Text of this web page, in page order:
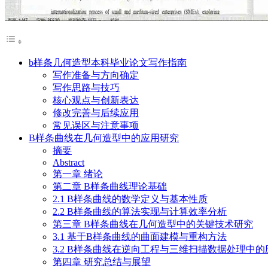
b样条几何造型本科毕业论文写作指南
写作准备与方向确定
写作思路与技巧
核心观点与创新表达
修改完善与后续应用
常见误区与注意事项
B样条曲线在几何造型中的应用研究
摘要
Abstract
第一章 绪论
第二章 B样条曲线理论基础
2.1 B样条曲线的数学定义与基本性质
2.2 B样条曲线的算法实现与计算效率分析
第三章 B样条曲线在几何造型中的关键技术研究
3.1 基于B样条曲线的曲面建模与重构方法
3.2 B样条曲线在逆向工程与三维扫描数据处理中的
第四章 研究总结与展望